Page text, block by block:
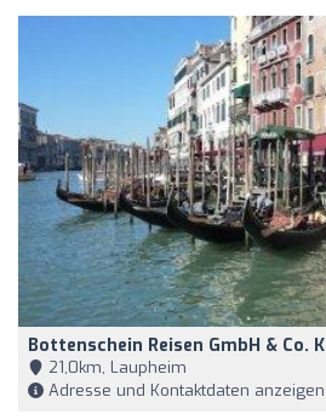
Bottenschein Reisen GmbH & Co.
21,0km, Laupheim
Adresse und Kontaktdaten anzeigen